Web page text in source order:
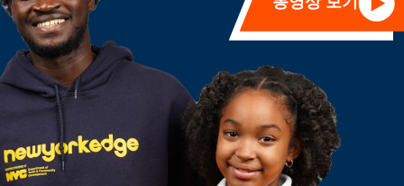
동영상 보기